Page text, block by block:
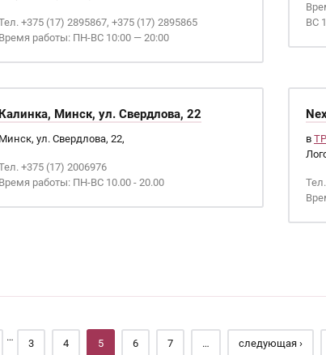
+375 (17) 2895867, +375 (17) 2895865
Время работы: ПН-ВС 10:00 — 20:00
ВС
Калинка, Минск, ул. Свердлова, 22
Минск, ул. Свердлова, 22,
+375 (17) 2006976
Время работы: ПН-ВС 10.00 - 20.00
в
…
3 4 5 6 7 … следующая ›